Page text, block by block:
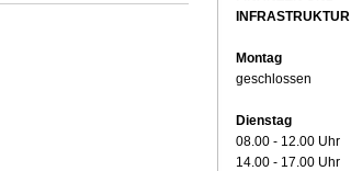
INFRASTRUKTUR
Montag
geschlossen
Dienstag
08.00 - 12.00 Uhr
14.00 - 17.00 Uhr